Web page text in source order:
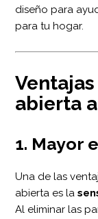
diseño para
para tu hogar.
abierta
1. Mayor
Una de las
abierta es la
Al eliminar las